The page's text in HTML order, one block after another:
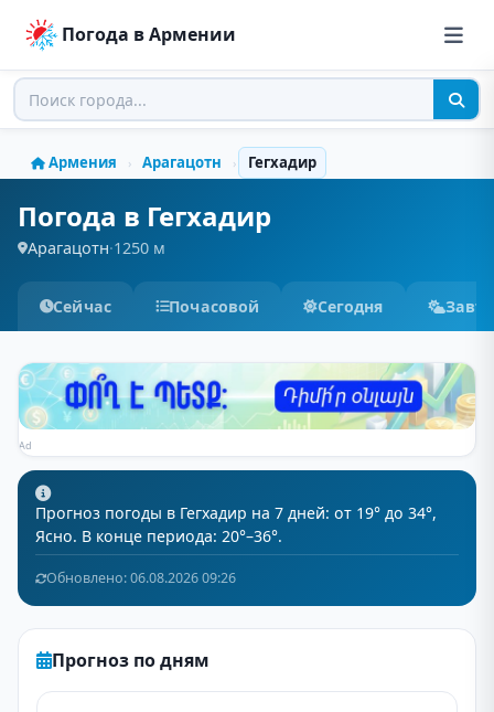
Погода в Армении
Армения › Арагацотн › Гегхадир
Погода в Гегхадир
Арагацотн·1250 м
Сейчас Почасовой Сегодня
Ad
Прогноз погоды в Гегхадир на 7 дней: от 19° до 34°,
Ясно. В конце периода: 20°–36°.
Обновлено: 06.08.2026 09:26
Прогноз по дням